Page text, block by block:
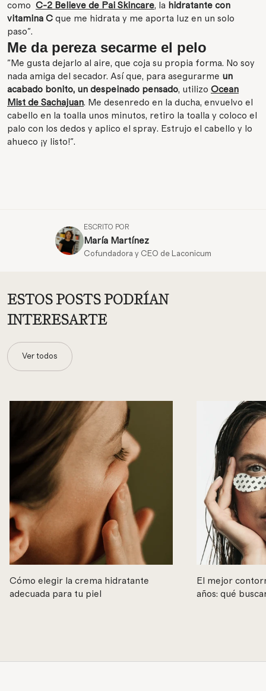
como C-2 Believe de Pai Skincare, la hidratante con
vitamina C que me hidrata y me aporta luz en un solo
paso".
Me da pereza secarme el pelo
"Me gusta dejarlo al aire, que coja su propia forma. No soy
nada amiga del secador. Así que, para asegurarme un
acabado bonito, un despeinado pensado, utilizo Ocean
Mist de Sachajuan. Me desenredo en la ducha, envuelvo el
cabello en la toalla unos minutos, retiro la toalla y coloco el
palo con los dedos y aplico el spray. Estrujo el cabello y lo
ahueco ¡y listo!".
ESCRITO POR
María Martínez
Cofundadora y CEO de Laconicum
ESTOS POSTS PODRÍAN
INTERESARTE
Ver todos
Cómo elegir la crema hidratante
adecuada para tu piel
El mejor
años: qué